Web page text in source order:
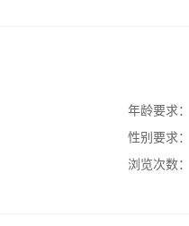
年龄要求：
性别要求：
浏览次数：